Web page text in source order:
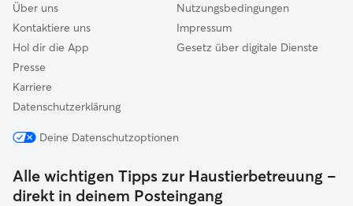
Über uns
Kontaktiere uns
Hol dir die App
Presse
Karriere
Datenschutzerklärung
Nutzungsbedingungen
Impressum
Gesetz über digitale Dienste
Deine Datenschutzoptionen
Alle wichtigen Tipps zur Haustierbetreuung –
direkt in deinem Posteingang